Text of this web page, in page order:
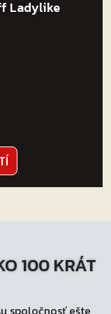
Ladylike
produkt
má
si
môžete
100 KRÁT